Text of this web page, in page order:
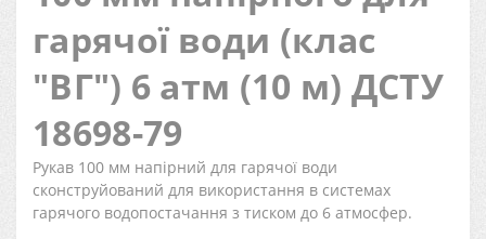
гарячої води (клас
"ВГ") 6 атм (10 м) ДСТУ
18698-79
Рукав 100 мм напірний для гарячої води
сконструйований для використання в системах
гарячого водопостачання з тиском до 6 атмосфер.